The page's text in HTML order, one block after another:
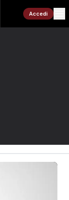
Accedi